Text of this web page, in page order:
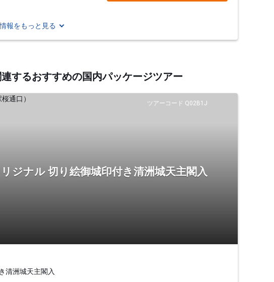
報をもっと見る
するおすすめの国内パッケージツアー
ツアーコード Q02B1J
ジナル 切り絵御城印付き清洲城天主閣入
清洲城天主閣入